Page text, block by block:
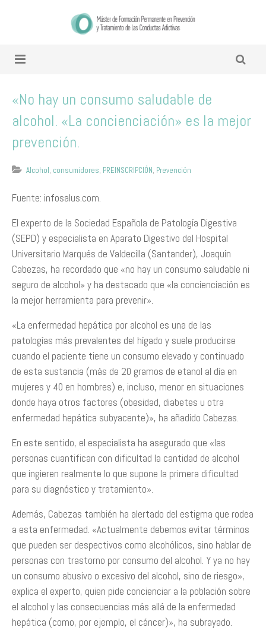
«No hay un consumo saludable de
alcohol. «La concienciación» es la mejor
prevención.
Alcohol, consumidores, PREINSCRIPCIÓN, Prevención
Fuente: infosalus.com.
El experto de la Sociedad Española de Patología Digestiva
(SEPD) y especialista en Aparato Digestivo del Hospital
Universitario Marqués de Valdecilla (Santander), Joaquín
Cabezas, ha recordado que «no hay un consumo saludable ni
seguro de alcohol» y ha destacado que «la concienciación es
la mejor herramienta para prevenir».
«La enfermedad hepática por alcohol es una de las
patologías más prevalentes del hígado y suele producirse
cuando el paciente tiene un consumo elevado y continuado
de esta sustancia (más de 20 gramos de etanol al día en
mujeres y 40 en hombres) e, incluso, menor en situaciones
donde haya otros factores (obesidad, diabetes u otra
enfermedad hepática subyacente)», ha añadido Cabezas.
En este sentido, el especialista ha asegurado que «las
personas cuantifican con dificultad la cantidad de alcohol
que ingieren realmente lo que supone la primera dificultad
para su diagnóstico y tratamiento».
Además, Cabezas también ha alertado del estigma que rodea
a esta enfermedad. «Actualmente debemos evitar términos
que pueden ser despectivos como alcohólicos, sino hablar de
personas con trastorno por consumo del alcohol. Y ya no hay
un consumo abusivo o excesivo del alcohol, sino de riesgo»,
explica el experto, quien pide concienciar a la población sobre
el alcohol y las consecuencias más allá de la enfermedad
hepática (como, por ejemplo, el cáncer)», ha subrayado.